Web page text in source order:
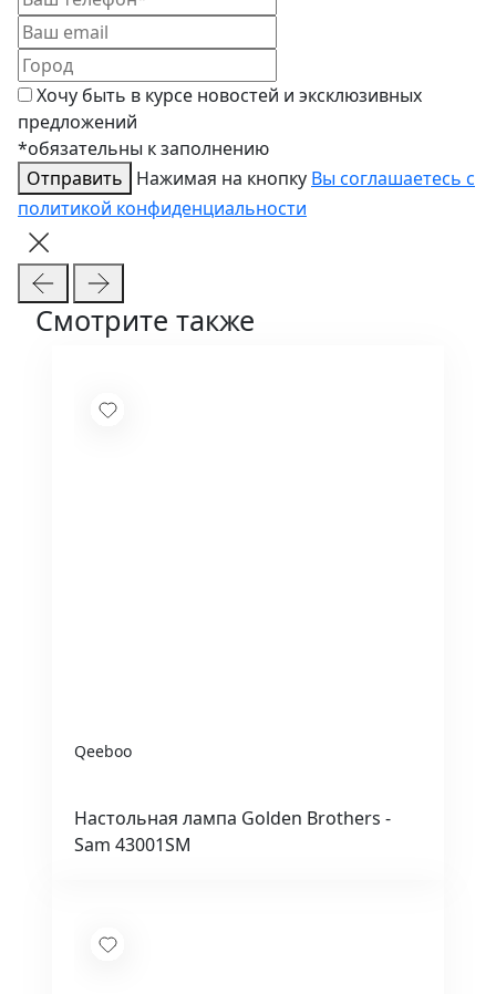
Хочу быть в курсе новостей и эксклюзивных
предложений
*обязательны к заполнению
Отправить
Нажимая на кнопку Вы соглашаетесь с
политикой конфиденциальности
Смотрите также
Qeeboo
Настольная лампа Golden Brothers -
Sam 43001SM